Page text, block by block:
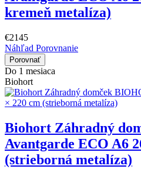
kremeň metalíza)
€2145
Náhľad Porovnanie
Porovnať
Do 1 mesiaca
Biohort
Biohort Záhradný
Avantgarde ECO A6
(strieborná metalíza)